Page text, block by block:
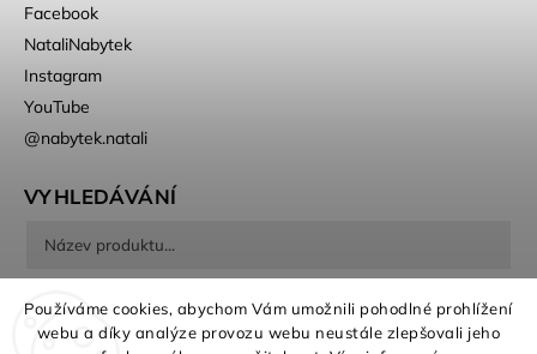
Používáme cookies, abychom Vám umožnili pohodlné prohlížení
webu a díky analýze provozu webu neustále zlepšovali jeho
Facebook
NataliNabytek
Instagram
YouTube
@nabytek.natali
VYHLEDÁVÁNÍ
Hledat